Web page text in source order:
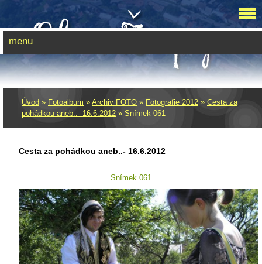
Úvod » Fotoalbum » Archiv FOTO » Fotografie 2012 » Cesta za
pohádkou aneb..- 16.6.2012 » Snímek 061
Cesta za pohádkou aneb..- 16.6.2012
Snímek 061
menu